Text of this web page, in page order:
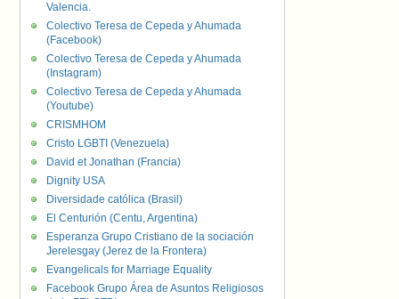
Valencia.
Colectivo Teresa de Cepeda y Ahumada
(Facebook)
Colectivo Teresa de Cepeda y Ahumada
(Instagram)
Colectivo Teresa de Cepeda y Ahumada
(Youtube)
CRISMHOM
Cristo LGBTI (Venezuela)
David et Jonathan (Francia)
Dignity USA
Diversidade católica (Brasil)
El Centurión (Centu, Argentina)
Esperanza Grupo Cristiano de la sociación
Jerelesgay (Jerez de la Frontera)
Evangelicals for Marriage Equality
Facebook Grupo Área de Asuntos Religiosos